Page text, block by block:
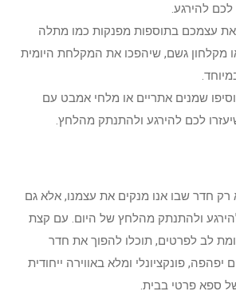
להירגע.
את עצמכם בתוספות מפנקות כמו מתלה
מקלחון גשם, שיהפכו את המקלחת היומית
שמנים אתריים או מלחי אמבט עם
לכם להירגע ולהתנתק מהלחץ.
חדר שבו אנו מנקים את עצמנו, אלא גם
ולהתנתק מהלחץ של היום. עם קצת
לב לפרטים, תוכלו להפוך את חדר
פונקציונלי ומלא באווירה ייחודית
ספא פרטי בבית.